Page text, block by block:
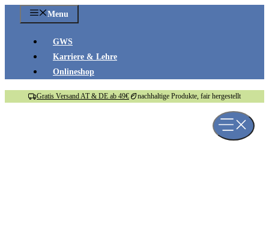
Inhalt
Menu
GWS
Karriere & Lehre
Onlineshop
Gratis Versand AT & DE ab 49€ nachhaltige Produkte, fair hergestellt